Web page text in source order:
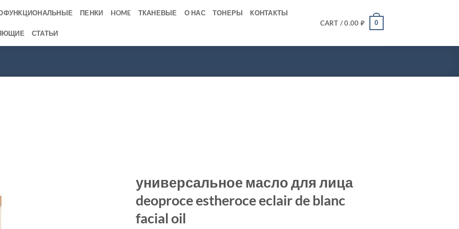
ПЕНКИ HOME ТКАНЕВЫЕ О НАС ТОНЕРЫ КОНТАКТЫ
СТАТЬИ
CART /0.00 ₽ 0
универсальное масло для лица
deoproce estheroce eclair de blanc
facial oil